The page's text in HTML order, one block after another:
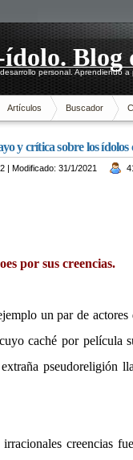
Blog
personal. Aprendiendo
Artículos Buscador
y crítica sobre los ídolos
| Modificado: 31/1/2021
por sus creencias.
un par de
caché por película
pseudoreligión
creencias